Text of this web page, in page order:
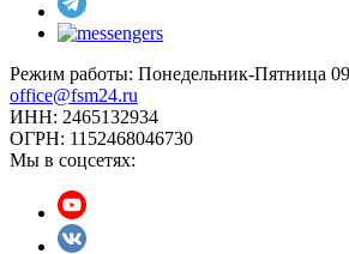
Режим работы: Понедельник-Пятница
office@fsm24.ru
ИНН: 2465132934
ОГРН: 1152468046730
Мы в соцсетях: